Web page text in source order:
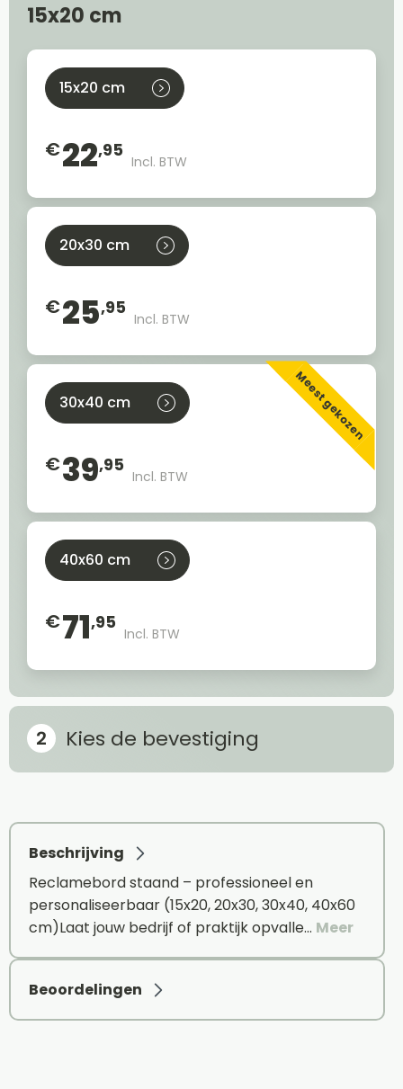
15x20 cm
15x20 cm
€22,95
Incl. BTW
20x30 cm
€25,95
Incl. BTW
Meest gekozen
30x40 cm
€39,95
Incl. BTW
40x60 cm
€71,95
Incl. BTW
Kies de bevestiging
Beschrijving
Reclamebord staand – professioneel en
personaliseerbaar (15x20, 20x30, 30x40, 40x60
cm)Laat jouw bedrijf of praktijk opvalle… Meer
Beoordelingen